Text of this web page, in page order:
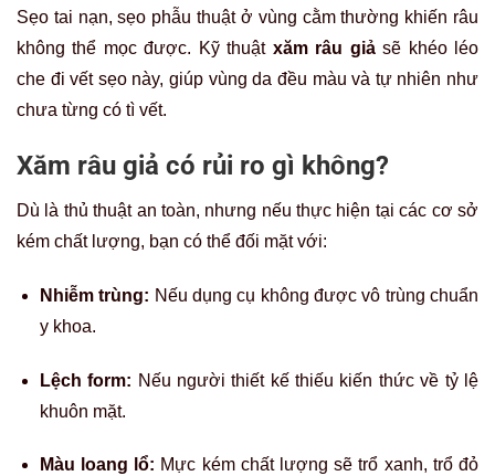
Sẹo tai nạn, sẹo phẫu thuật ở vùng cằm thường khiến râu
không thể mọc được. Kỹ thuật xăm râu giảsẽ khéo léo
che đi vết sẹo này, giúp vùng da đều màu và tự nhiên như
chưa từng có tì vết.
Xăm râu giả có rủi ro gì không?
Dù là thủ thuật an toàn, nhưng nếu thực hiện tại các cơ sở
kém chất lượng, bạn có thể đối mặt với:
Nhiễm trùng: Nếu dụng cụ không được vô trùng chuẩn
y khoa.
Lệch form: Nếu người thiết kế thiếu kiến thức về tỷ lệ
khuôn mặt.
Màu loang lổ: Mực kém chất lượng sẽ trổ xanh, trổ đỏ